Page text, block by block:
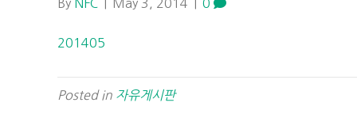
By NFC May 3, 2014 0
201405
Posted in 자유게시판